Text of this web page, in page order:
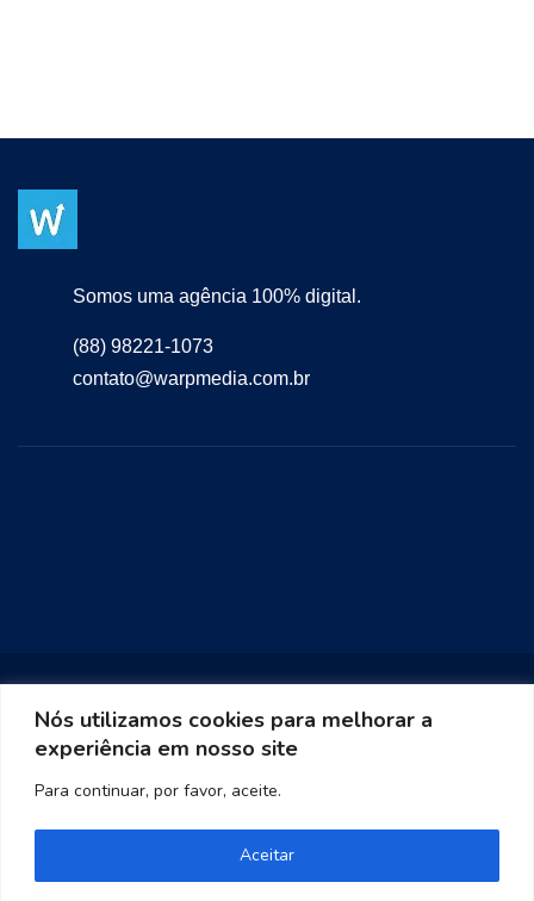
Nós utilizamos cookies para melhorar a
experiência em nosso site
Para continuar, por favor, aceite.
Aceitar
Somos uma agência 100% digital.
(88) 98221-1073
contato@warpmedia.com.br